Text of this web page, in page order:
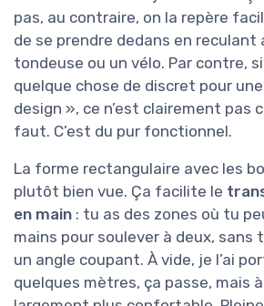
pas, au contraire, on la repère
de se prendre dedans en reculant
tondeuse ou un vélo. Par contre,
quelque chose de discret pour
design », ce n’est clairement pas
faut. C’est du pur fonctionnel.
La forme rectangulaire avec les
plutôt bien vue. Ça facilite le
en main : tu as des zones où tu
mains pour soulever à deux, sans
un angle coupant. À vide, je l’ai
quelques mètres, ça passe, mais